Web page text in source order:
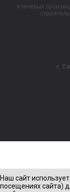
ключевых
г.
Наш сайт
посещениях сайта)